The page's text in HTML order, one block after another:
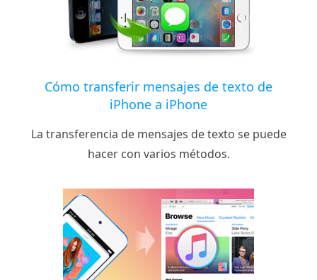
Cómo transferir mensajes de texto de
iPhone a iPhone
La transferencia de mensajes de texto se puede
hacer con varios métodos.